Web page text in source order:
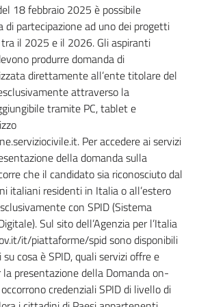
18 febbraio 2025 è possibile
di partecipazione ad uno dei progetti
il 2025 e il 2026. Gli aspiranti
produrre domanda di
direttamente all’ente titolare del
attraverso la
tramite PC, tablet e
Per accedere ai servizi
della domanda sulla
che il candidato sia riconosciuto dal
italiani residenti in Italia o all’estero
con SPID (Sistema
Sul sito dell’Agenzia per l’Italia
it/piattaforme/spid sono disponibili
cosa è SPID, quali servizi offre e
la presentazione della Domanda on-
credenziali SPID di livello di